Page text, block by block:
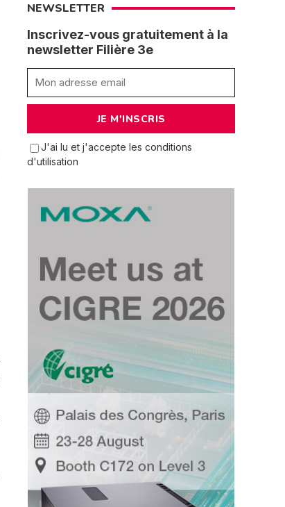
NEWSLETTER
Inscrivez-vous gratuitement à la
newsletter Filière 3e
J'ai lu et j'accepte les conditions
d'utilisation